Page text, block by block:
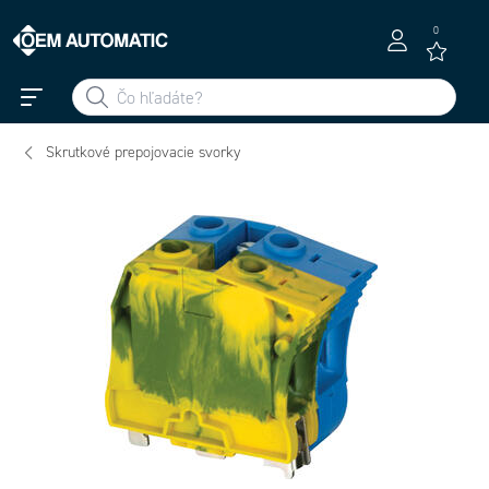
0
Skrutkové prepojovacie svorky
1SNK516170R0000 - ZS35-PEN kostrící